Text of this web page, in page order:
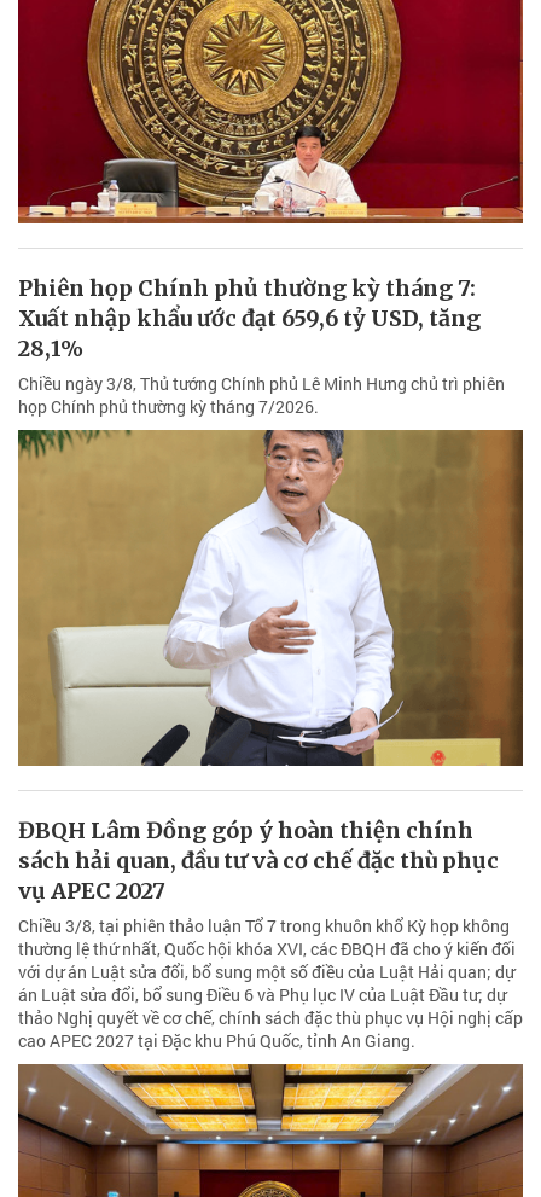
Phiên họp Chính phủ thường kỳ tháng 7:
Xuất nhập khẩu ước đạt 659,6 tỷ USD, tăng
28,1%
Chiều ngày 3/8, Thủ tướng Chính phủ Lê Minh Hưng chủ trì phiên
họp Chính phủ thường kỳ tháng 7/2026.
ĐBQH Lâm Đồng góp ý hoàn thiện chính
sách hải quan, đầu tư và cơ chế đặc thù phục
vụ APEC 2027
Chiều 3/8, tại phiên thảo luận Tổ 7 trong khuôn khổ Kỳ họp không
thường lệ thứ nhất, Quốc hội khóa XVI, các ĐBQH đã cho ý kiến đối
với dự án Luật sửa đổi, bổ sung một số điều của Luật Hải quan; dự
án Luật sửa đổi, bổ sung Điều 6 và Phụ lục IV của Luật Đầu tư; dự
thảo Nghị quyết về cơ chế, chính sách đặc thù phục vụ Hội nghị cấp
cao APEC 2027 tại Đặc khu Phú Quốc, tỉnh An Giang.